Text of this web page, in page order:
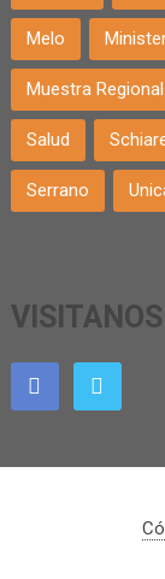
Melo
Muestra
Salud
Serrano